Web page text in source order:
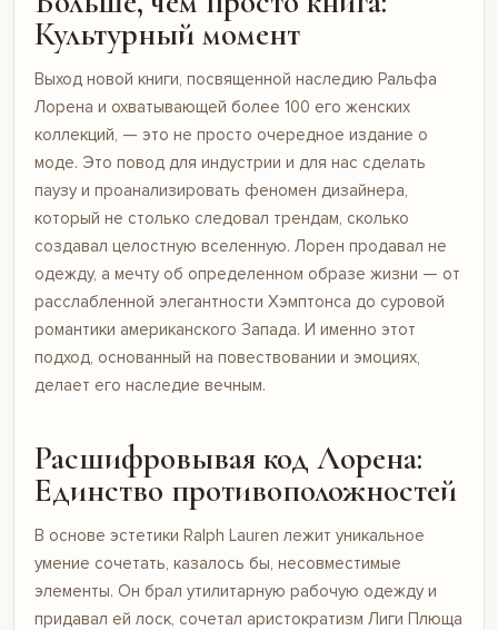
Культурный момент
Выход новой книги, посвященной наследию Ральфа
Лорена и охватывающей более 100 его женских
коллекций, — это не просто очередное издание о
моде. Это повод для индустрии и для нас сделать
паузу и проанализировать феномен дизайнера,
который не столько следовал трендам, сколько
создавал целостную вселенную. Лорен продавал не
одежду, а мечту об определенном образе жизни — от
расслабленной элегантности Хэмптонса до суровой
романтики американского Запада. И именно этот
подход, основанный на повествовании и эмоциях,
делает его наследие вечным.
Расшифровывая код Лорена:
Единство противоположностей
В основе эстетики Ralph Lauren лежит уникальное
умение сочетать, казалось бы, несовместимые
элементы. Он брал утилитарную рабочую одежду и
придавал ей лоск, сочетал аристократизм Лиги Плюща